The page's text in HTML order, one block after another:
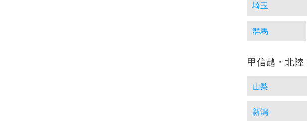
埼玉
群馬
甲信越・北陸
山梨
新潟